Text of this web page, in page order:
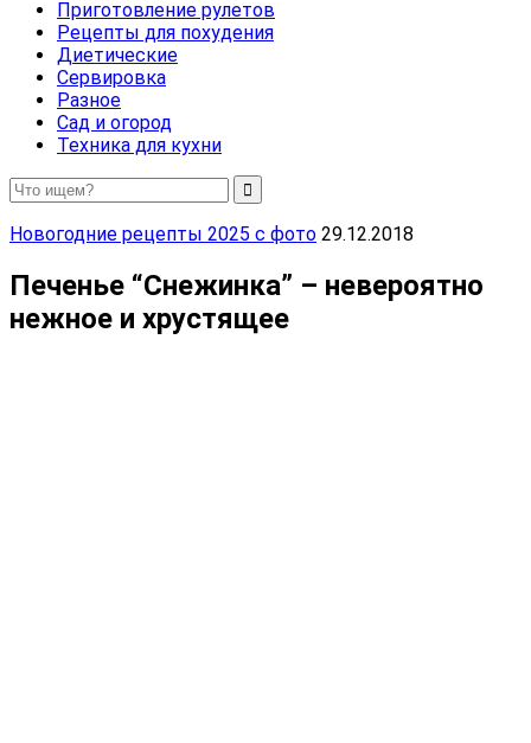
Приготовление рулетов
Рецепты для похудения
Диетические
Сервировка
Разное
Сад и огород
Техника для кухни
Новогодние рецепты 2025 с фото 29.12.2018
Печенье “Снежинка” – невероятно
нежное и хрустящее